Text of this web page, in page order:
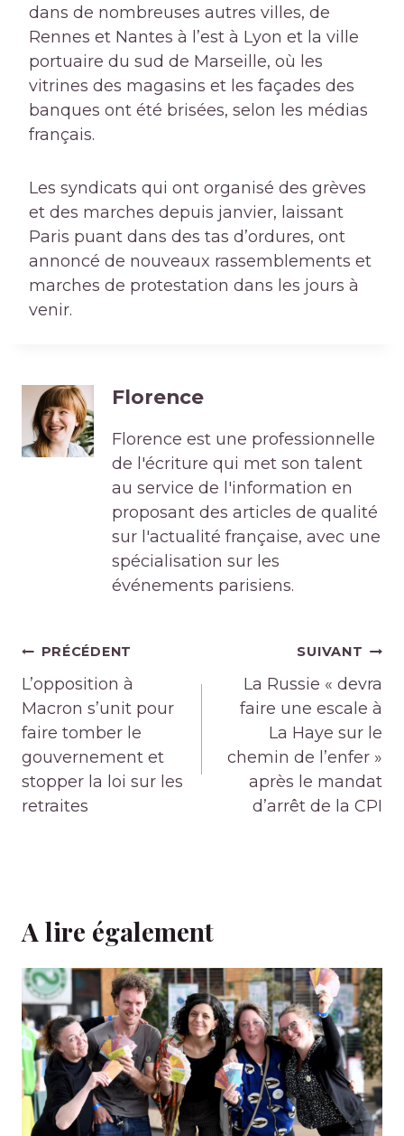
dans de nombreuses autres villes, de
Rennes et Nantes à l’est à Lyon et la ville
portuaire du sud de Marseille, où les
vitrines des magasins et les façades des
banques ont été brisées, selon les médias
français.
Les syndicats qui ont organisé des grèves
et des marches depuis janvier, laissant
Paris puant dans des tas d’ordures, ont
annoncé de nouveaux rassemblements et
marches de protestation dans les jours à
venir.
Florence
Florence est une professionnelle
de l'écriture qui met son talent
au service de l'information en
proposant des articles de qualité
sur l'actualité française, avec une
spécialisation sur les
événements parisiens.
Navigation
de
l’article
PRÉCÉDENT
L’opposition à
Macron s’unit pour
faire tomber le
gouvernement et
stopper la loi sur les
retraites
SUIVANT
La Russie « devra
faire une escale à
La Haye sur le
chemin de l’enfer »
après le mandat
d’arrêt de la CPI
A lire également